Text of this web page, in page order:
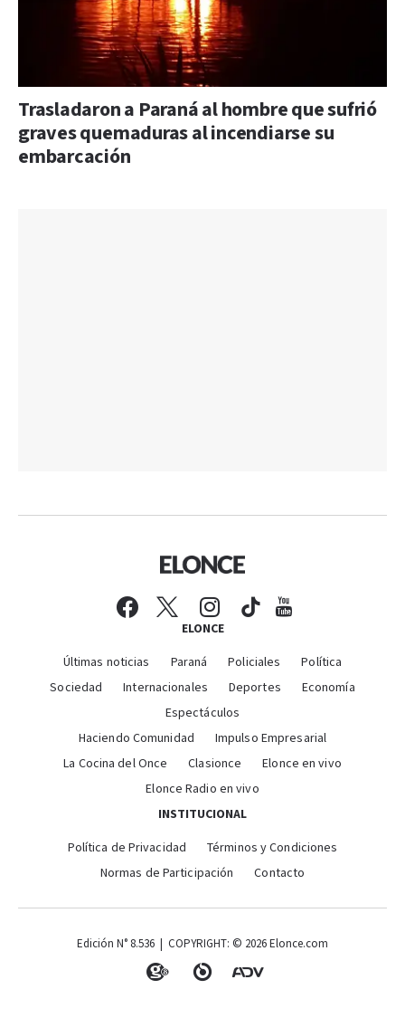
Trasladaron a Paraná al hombre que sufrió
graves quemaduras al incendiarse su
embarcación
ELONCE
Últimas noticias Paraná Policiales
Política
Sociedad
Internacionales Deportes
Economía
Espectáculos
Haciendo Comunidad
Impulso Empresarial
La Cocina del Once
Clasionce
Elonce en vivo
Elonce Radio en vivo
INSTITUCIONAL
Política de Privacidad
Términos y Condiciones
Normas de Participación
Contacto
Edición N° 8.536 | COPYRIGHT: © 2026 Elonce.com